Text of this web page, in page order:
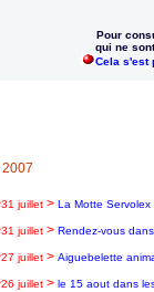
Pour
qui ne
Cela s'est
31 juillet > La Motte
31 juillet > Rendez-vous
27 juillet > Aiguebelette
26 juillet > le 15 aout dans